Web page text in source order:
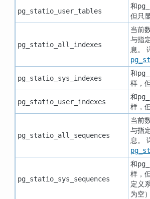
pg_statio_user_tables
和
但只
pg_statio_all_indexes
当前
与指
息。
pg_statio_sys_indexes
和
样，
pg_statio_user_indexes
和
样，
pg_statio_all_sequences
当前
与指
息。
pg_statio_sys_sequences
和
样，
定义
为空）